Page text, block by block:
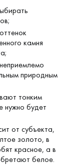
камня
природным
тонким
нужно будет
от субъекта,
золото, в
красное, а в
белое.